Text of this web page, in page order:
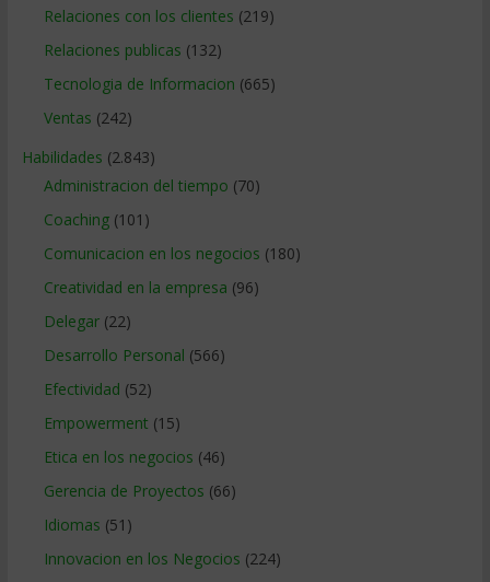
Relaciones con los clientes (219)
Relaciones publicas (132)
Tecnologia de Informacion (665)
Ventas (242)
Habilidades (2.843)
Administracion del tiempo (70)
Coaching(101)
Comunicacion en los negocios (180)
Creatividad en la empresa (96)
Delegar(22)
Desarrollo Personal (566)
Efectividad (52)
Empowerment (15)
Etica en los negocios (46)
Gerencia de Proyectos (66)
Idiomas (51)
Innovacion en los Negocios (224)